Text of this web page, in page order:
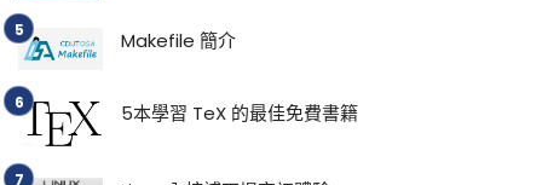
Makefile 簡介
5本學習 TeX 的最佳免費書籍